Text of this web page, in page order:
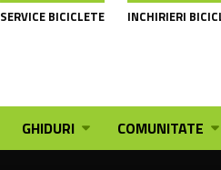
SERVICE BICICLETE INCHIRIERI
GHIDURI COMUNITATE